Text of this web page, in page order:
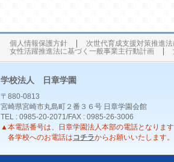
個人情報保護方針 次世代育成支援対策推進
女性活躍推進法に基づく一般事業主行動計画
学校法人 日章学園
〒880-0813
宮崎県宮崎市丸島町２番３６号 日章学園会館
TEL : 0985-20-2071/FAX : 0985-26-3006
▲本電話番号は、日章学園法人本部の電話となります
各学校へのお電話は コチラからお願いいたします。